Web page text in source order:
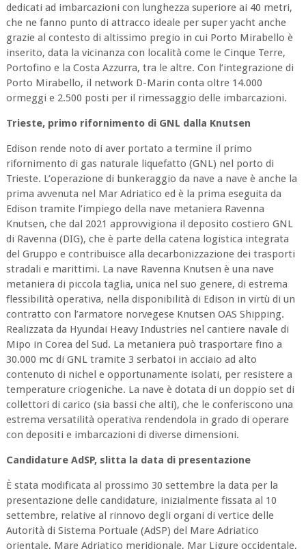
dedicati ad imbarcazioni con lunghezza superiore ai 40 metri,
che ne fanno punto di attracco ideale per super yacht anche
grazie al contesto di altissimo pregio in cui Porto Mirabello è
inserito, data la vicinanza con località come le Cinque Terre,
Portofino e la Costa Azzurra, tra le altre. Con l’integrazione di
Porto Mirabello, il network D-Marin conta oltre 14.000
ormeggi e 2.500 posti per il rimessaggio delle imbarcazioni.
Trieste, primo rifornimento di GNL dalla Knutsen
Edison rende noto di aver portato a termine il primo
rifornimento di gas naturale liquefatto (GNL) nel porto di
Trieste. L’operazione di bunkeraggio da nave a nave è anche la
prima avvenuta nel Mar Adriatico ed è la prima eseguita da
Edison tramite l’impiego della nave metaniera Ravenna
Knutsen, che dal 2021 approvvigiona il deposito costiero GNL
di Ravenna (DIG), che è parte della catena logistica integrata
del Gruppo e contribuisce alla decarbonizzazione dei trasporti
stradali e marittimi. La nave Ravenna Knutsen è una nave
metaniera di piccola taglia, unica nel suo genere, di estrema
flessibilità operativa, nella disponibilità di Edison in virtù di un
contratto con l’armatore norvegese Knutsen OAS Shipping.
Realizzata da Hyundai Heavy Industries nel cantiere navale di
Mipo in Corea del Sud. La metaniera può trasportare fino a
30.000 mc di GNL tramite 3 serbatoi in acciaio ad alto
contenuto di nichel e opportunamente isolati, per resistere a
temperature criogeniche. La nave è dotata di un doppio set di
collettori di carico (sia bassi che alti), che le conferiscono una
estrema versatilità operativa rendendola in grado di operare
con depositi e imbarcazioni di diverse dimensioni.
Candidature AdSP, slitta la data di presentazione
È stata modificata al prossimo 30 settembre la data per la
presentazione delle candidature, inizialmente fissata al 10
settembre, relative al rinnovo degli organi di vertice delle
Autorità di Sistema Portuale (AdSP) del Mare Adriatico
orientale, Mare Adriatico meridionale, Mar Ligure occidentale,